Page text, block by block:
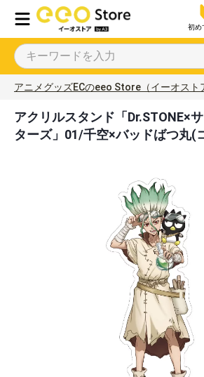
初め
アニメグッズECのeeo Store（イーオスト
アクリルスタンド「Dr.STONE×
ターズ」01/千空×バッドばつ丸(